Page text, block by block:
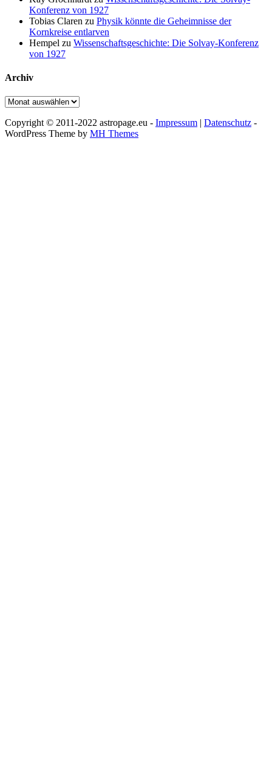
Konferenz von 1927
Tobias Claren zu Physik könnte die Geheimnisse der
Kornkreise entlarven
Hempel zu Wissenschaftsgeschichte: Die Solvay-Konferenz
von 1927
Archiv
Archiv
Copyright © 2011-2022 astropage.eu - Impressum | Datenschutz -
WordPress Theme by MH Themes